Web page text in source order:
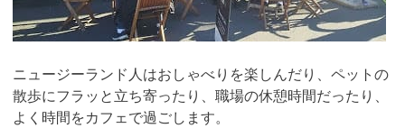
ニュージーランド人はおしゃべりを楽しんだり、ペットの
散歩にフラッと立ち寄ったり、職場の休憩時間だったり、
よく時間をカフェで過ごします。